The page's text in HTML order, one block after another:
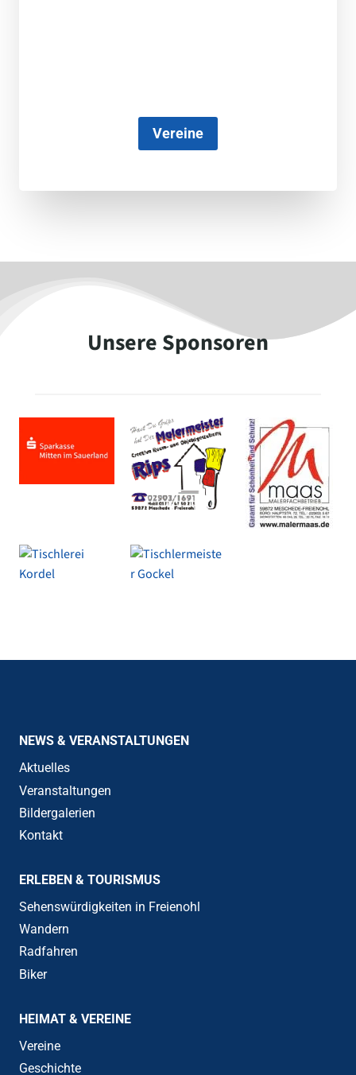
Vereine
Unsere Sponsoren
NEWS & VERANSTALTUNGEN
Aktuelles
Veranstaltungen
Bildergalerien
Kontakt
ERLEBEN & TOURISMUS
Sehenswürdigkeiten in Freienohl
Wandern
Radfahren
Biker
HEIMAT & VEREINE
Vereine
Geschichte